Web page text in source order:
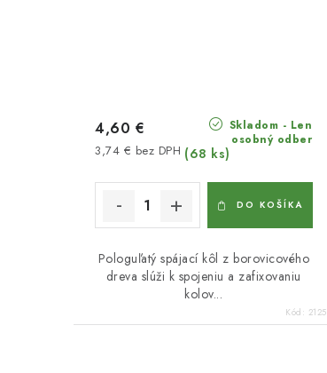
Skladom - Len
osobný odber
(68 ks)
3,74 € bez DPH
4,60 €
DO KOŠÍKA
Pologuľatý spájací kôl z borovicového
dreva slúži k spojeniu a zafixovaniu
kolov...
Kód: 2125